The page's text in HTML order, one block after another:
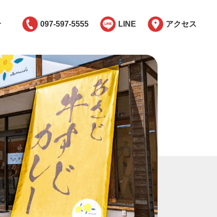
097-597-5555 LINE アクセス